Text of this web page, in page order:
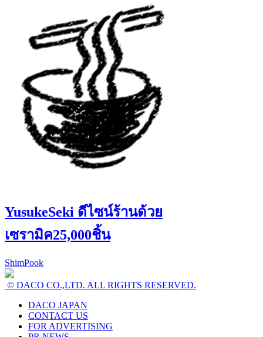
YusukeSeki ดีไซน์ร้านด้วย
เซรามิค25,000ชิ้น
ShimPook
© DACO CO.,LTD. ALL RIGHTS RESERVED.
DACO JAPAN
CONTACT US
FOR ADVERTISING